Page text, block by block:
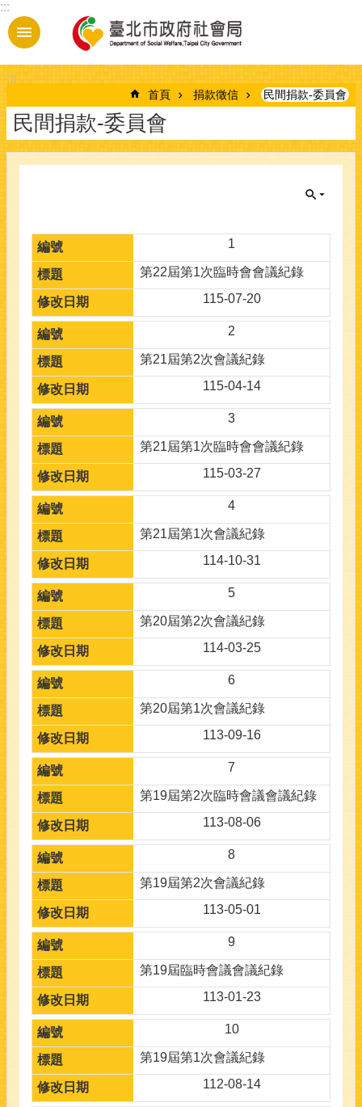
跳到主要內容區塊
:::
:::
首頁 捐款徵信 民間捐款-委員會
民間捐款-委員會
1
第22屆第1次臨時會會議紀錄
115-07-20
2
第21屆第2次會議紀錄
115-04-14
3
第21屆第1次臨時會會議紀錄
115-03-27
4
第21屆第1次會議紀錄
114-10-31
5
第20屆第2次會議紀錄
114-03-25
6
第20屆第1次會議紀錄
113-09-16
7
第19屆第2次臨時會議會議紀錄
113-08-06
8
第19屆第2次會議紀錄
113-05-01
9
第19屆臨時會議會議紀錄
113-01-23
10
第19屆第1次會議紀錄
112-08-14